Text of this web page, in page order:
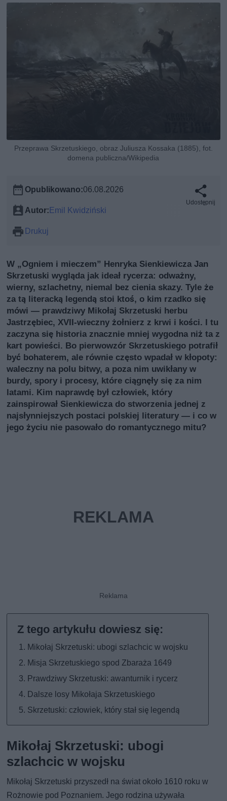
Przeprawa Skrzetuskiego, obraz Juliusza Kossaka (1885), fot.
domena publiczna/Wikipedia
Opublikowano:06.08.2026
Autor: Emil Kwidziński
Drukuj
Udostępnij
W „Ogniem i mieczem” Henryka Sienkiewicza Jan
Skrzetuski wygląda jak ideał rycerza: odważny,
wierny, szlachetny, niemal bez cienia skazy. Tyle że
za tą literacką legendą stoi ktoś, o kim rzadko się
mówi — prawdziwy Mikołaj Skrzetuski herbu
Jastrzębiec, XVII‑wieczny żołnierz z krwi i kości. I tu
zaczyna się historia znacznie mniej wygodna niż ta z
kart powieści. Bo pierwowzór Skrzetuskiego potrafił
być bohaterem, ale równie często wpadał w kłopoty:
waleczny na polu bitwy, a poza nim uwikłany w
burdy, spory i procesy, które ciągnęły się za nim
latami. Kim naprawdę był człowiek, który
zainspirował Sienkiewicza do stworzenia jednej z
najsłynniejszych postaci polskiej literatury — i co w
jego życiu nie pasowało do romantycznego mitu?
Mikołaj Skrzetuski: ubogi szlachcic w wojsku
Misja Skrzetuskiego spod Zbaraża 1649
Prawdziwy Skrzetuski: awanturnik i rycerz
Dalsze losy Mikołaja Skrzetuskiego
Skrzetuski: człowiek, który stał się legendą
Mikołaj Skrzetuski: ubogi
szlachcic w wojsku
Mikołaj Skrzetuski przyszedł na świat około 1610 roku w
Rożnowie pod Poznaniem. Jego rodzina używała